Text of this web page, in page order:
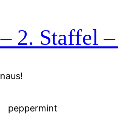
2. Staffel
peppermint